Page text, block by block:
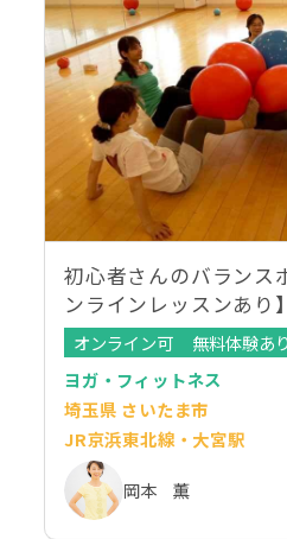
初心者さんのバランス
ンラインレッスンあり】
オンライン可
無料体験あ
ヨガ・フィットネス
埼玉県 さいたま市
JR京浜東北線・大宮駅
岡本 薫